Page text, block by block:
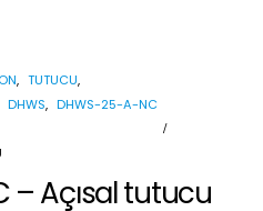
, TUTUCU,
DHWS, DHWS-25-A-NC
– Açısal tutucu